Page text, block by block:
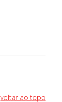
voltar ao topo